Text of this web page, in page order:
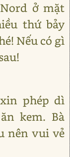
ở mặt
thứ bảy
Nếu có gì
phép dì
kem. Bà
nên vui vẻ